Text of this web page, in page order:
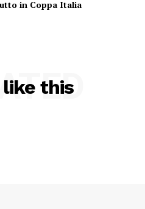
in Coppa Italia
this